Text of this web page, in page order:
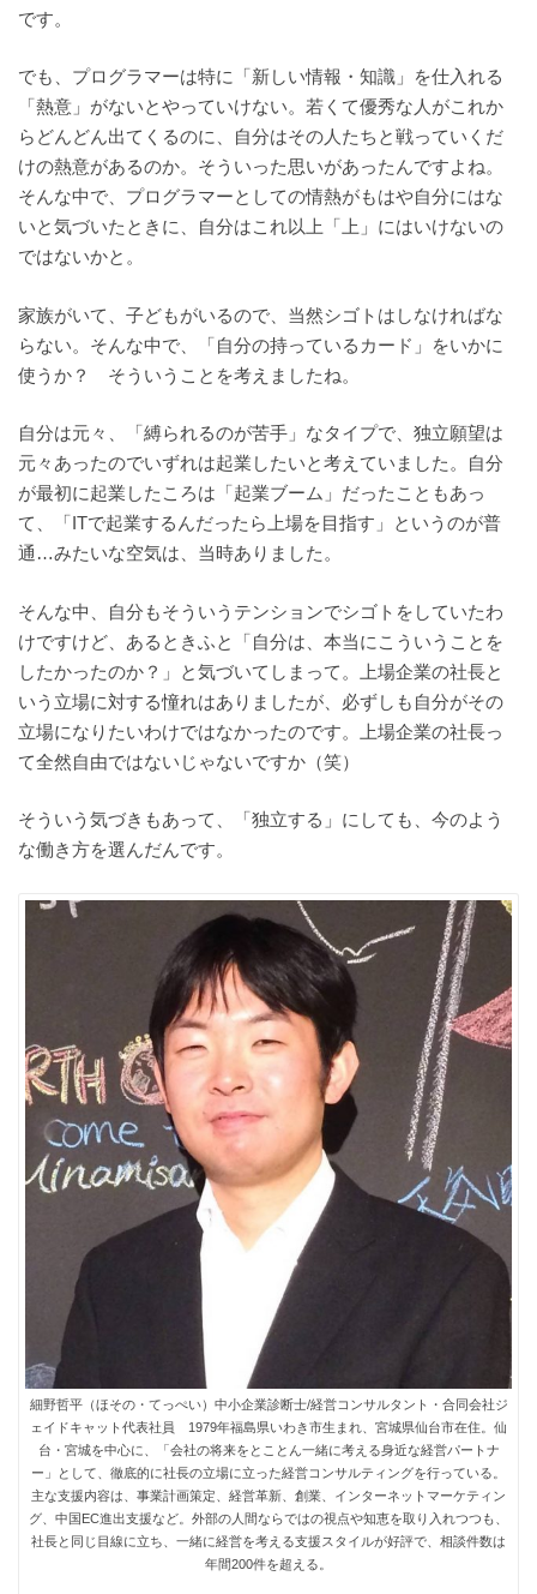
です。
でも、プログラマーは特に「新しい情報・知識」を仕入れる
「熱意」がないとやっていけない。若くて優秀な人がこれか
らどんどん出てくるのに、自分はその人たちと戦っていくだ
けの熱意があるのか。そういった思いがあったんですよね。
そんな中で、プログラマーとしての情熱がもはや自分にはな
いと気づいたときに、自分はこれ以上「上」にはいけないの
ではないかと。
家族がいて、子どもがいるので、当然シゴトはしなければな
らない。そんな中で、「自分の持っているカード」をいかに
使うか？ そういうことを考えましたね。
自分は元々、「縛られるのが苦手」なタイプで、独立願望は
元々あったのでいずれは起業したいと考えていました。自分
が最初に起業したころは「起業ブーム」だったこともあっ
て、「ITで起業するんだったら上場を目指す」というのが普
通…みたいな空気は、当時ありました。
そんな中、自分もそういうテンションでシゴトをしていたわ
けですけど、あるときふと「自分は、本当にこういうことを
したかったのか？」と気づいてしまって。上場企業の社長と
いう立場に対する憧れはありましたが、必ずしも自分がその
立場になりたいわけではなかったのです。上場企業の社長っ
て全然自由ではないじゃないですか（笑）
そういう気づきもあって、「独立する」にしても、今のよう
な働き方を選んだんです。
細野哲平（ほその・てっぺい）中小企業診断士/経営コンサルタント・合同会社ジ
ェイドキャット代表社員 1979年福島県いわき市生まれ、宮城県仙台市在住。仙
台・宮城を中心に、「会社の将来をとことん一緒に考える身近な経営パートナ
ー」として、徹底的に社長の立場に立った経営コンサルティングを行っている。
主な支援内容は、事業計画策定、経営革新、創業、インターネットマーケティン
グ、中国EC進出支援など。外部の人間ならではの視点や知恵を取り入れつつも、
社長と同じ目線に立ち、一緒に経営を考える支援スタイルが好評で、相談件数は
年間200件を超える。